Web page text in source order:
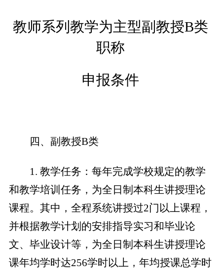
教师系列教学为主型副教授B类
职称
申报条件
四、副教授B类
1.教学任务：每年完成学校规定的教学
和教学培训任务，为全日制本科生讲授理论
课程。其中，全程系统讲授过2门以上课程，
并根据教学计划的安排指导实习和毕业论
文、毕业设计等，为全日制本科生讲授理论
课年均学时达256学时以上，年均授课总学时